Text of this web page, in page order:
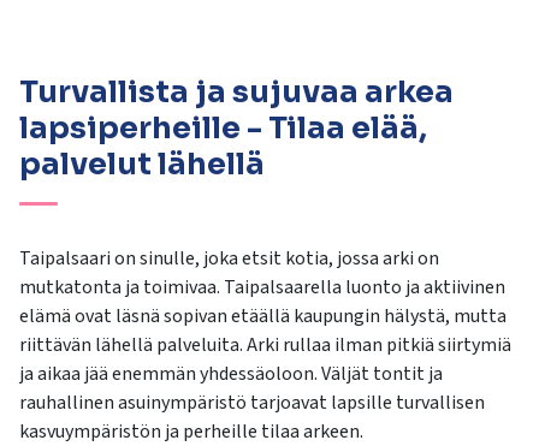
Turvallista ja sujuvaa arkea
lapsiperheille - Tilaa elää,
palvelut lähellä
Taipalsaari on sinulle, joka etsit kotia, jossa arki on
mutkatonta ja toimivaa. Taipalsaarella luonto ja aktiivinen
elämä ovat läsnä sopivan etäällä kaupungin hälystä, mutta
riittävän lähellä palveluita. Arki rullaa ilman pitkiä siirtymiä
ja aikaa jää enemmän yhdessäoloon. Väljät tontit ja
rauhallinen asuinympäristö tarjoavat lapsille turvallisen
kasvuympäristön ja perheille tilaa arkeen.